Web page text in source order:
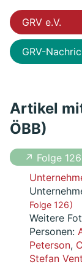
GRV e.V.
GRV-
Artikel
ÖBB)
↗ Folge 126
Folge 126 )
Weitere
Personen:
Peterson,
Stefan